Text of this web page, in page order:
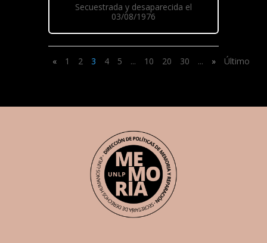
Secuestrada y desaparecida el
03/08/1976
« 1 2 3 4 5 ... 10 20 30 ... » Último